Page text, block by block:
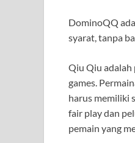
DominoQQ
syarat, tanpa
Qiu Qiu adalah
games.
harus memiliki
fair play dan
pemain yang